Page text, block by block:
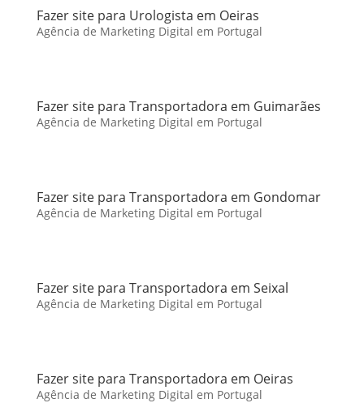
Fazer site para Urologista em Oeiras
Agência de Marketing Digital em Portugal
Fazer site para Transportadora em Guimarães
Agência de Marketing Digital em Portugal
Fazer site para Transportadora em Gondomar
Agência de Marketing Digital em Portugal
Fazer site para Transportadora em Seixal
Agência de Marketing Digital em Portugal
Fazer site para Transportadora em Oeiras
Agência de Marketing Digital em Portugal